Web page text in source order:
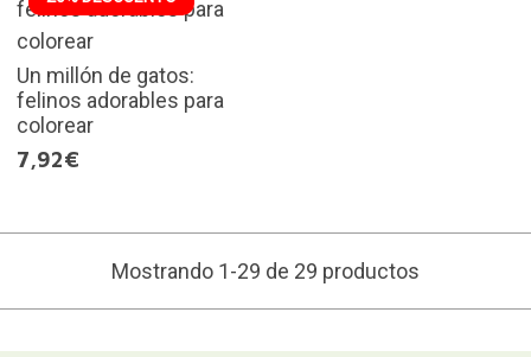
Un millón de gatos:
felinos adorables para
colorear
7,92€
Mostrando 1-29 de 29 productos